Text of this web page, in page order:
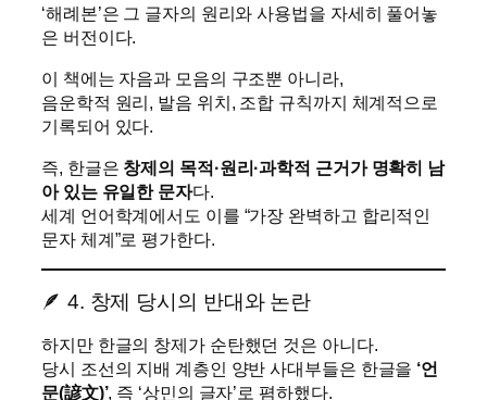
‘해례본’은 그 글자의 원리와 사용법을 자세히 풀어놓
은 버전이다.
이 책에는 자음과 모음의 구조뿐 아니라,
음운학적 원리, 발음 위치, 조합 규칙까지 체계적으로
기록되어 있다.
즉, 한글은 창제의 목적·원리·과학적 근거가 명확히 남
아 있는 유일한 문자다.
세계 언어학계에서도 이를 “가장 완벽하고 합리적인
문자 체계”로 평가한다.
🪶 4. 창제 당시의 반대와 논란
하지만 한글의 창제가 순탄했던 것은 아니다.
당시 조선의 지배 계층인 양반 사대부들은 한글을 ‘언
문(諺文)’, 즉 ‘상민의 글자’로 폄하했다.